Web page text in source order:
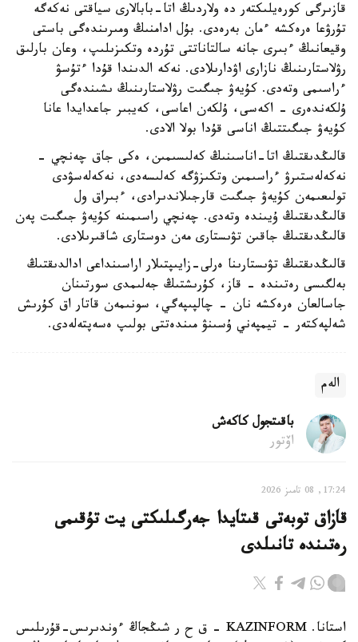
قازىرگى كورەيلىكتەر دە ولاردىڭ اتا-بابالارى سياقتى نەكەگە
تۇرۋعا ەرەكشە ءمان بەرەدى. بۇل ادامنىڭ ومىرىندەگى باستى
وقيعانىڭ ءبىرى جانە سالتاناتتى تۇردە وتكىزىلىپ، وعان بارلىق
رۋلاستارىنىڭ نازارى اۋدارىلادى. نەكە الدىندا قۇدا ءتۇسۋ
ءراسىمى وتەدى. كۇيەۋ جىگىت رۋلاستارىنىڭ ىشىندەگى
ۇلكەندەرى - اكەسى، ۇلكەن اعاسى، كەيبىر جاعدايدا عانا
كۇيەۋ جىگىتتىڭ اناسى قۇدا بولا الادى.
قالىڭدىقتىڭ اتا-اناسىنىڭ كەلىسىمىن، ەكى جاق چەنچي -
نەكەلەستىرۋ ءراسىمىن وتكىزۋگە كەلىسەدى، نەكەلەسۋدى
تولىعىمەن كۇيەۋ جىگىت قارجىلاندىرادى، ءبىراق ول
قالىڭدىقتىڭ ۇيىندە وتەدى. چەنچي راسىمىنە كۇيەۋ جىگىت پەن
قالىڭدىقتىڭ جاقىن تۋىستارى مەن دوستارى شاقىرىلادى.
قالىڭدىقتىڭ تۋىستارىنا ەرلى-زايىپتىلار اراسىنداعى ادالدىقتىڭ
بەلگىسى رەتىندە - قاز، كۇرىشتىڭ جەلىمدى سورتىنان
جاسالعان ەرەكشە نان - چالپىپەگي، سونىمەن قاتار اق كۇرىش
شەلپەكتەر - تيمپەني ۇسىنۋ مىندەتتى بولىپ ەسەپتەلەدى.
الەم
باقىتجول كاكەش
اۆتور
17:24, 08 تامىز 2026
قازاق توبەتى قىتايدا جەرگىلىكتى يت تۇقىمى
رەتىندە تانىلدى
استانا. KAZINFORM – ق ح ر شىڭجاڭ ءوندىرىس-قۇرىلىس